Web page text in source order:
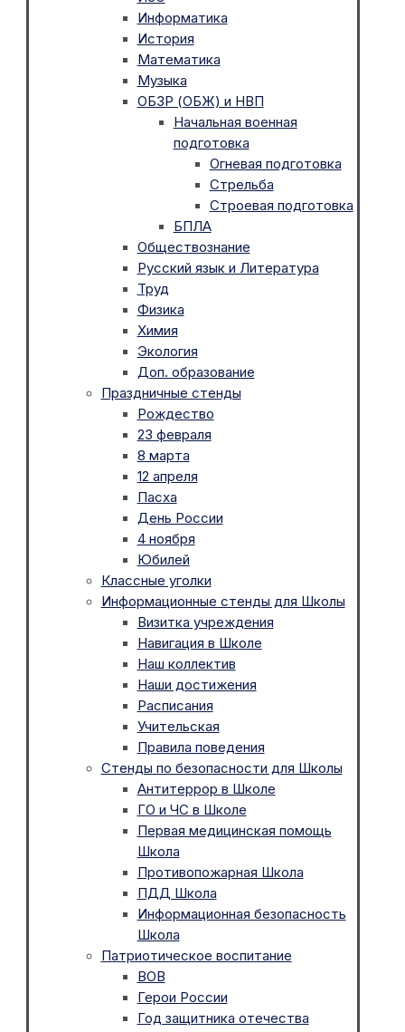
Информатика
История
Математика
Музыка
ОБЗР (ОБЖ) и НВП
Начальная военная
подготовка
Огневая подготовка
Стрельба
Строевая подготовка
БПЛА
Обществознание
Русский язык и Литература
Труд
Физика
Химия
Экология
Доп. образование
Праздничные стенды
Рождество
23 февраля
8 марта
12 апреля
Пасха
День России
4 ноября
Юбилей
Классные уголки
Информационные стенды для Школы
Визитка учреждения
Навигация в Школе
Наш коллектив
Наши достижения
Расписания
Учительская
Правила поведения
Стенды по безопасности для Школы
Антитеррор в Школе
ГО и ЧС в Школе
Первая медицинская помощь
Школа
Противопожарная Школа
ПДД Школа
Информационная безопасность
Школа
Патриотическое воспитание
ВОВ
Герои России
Год защитника отечества